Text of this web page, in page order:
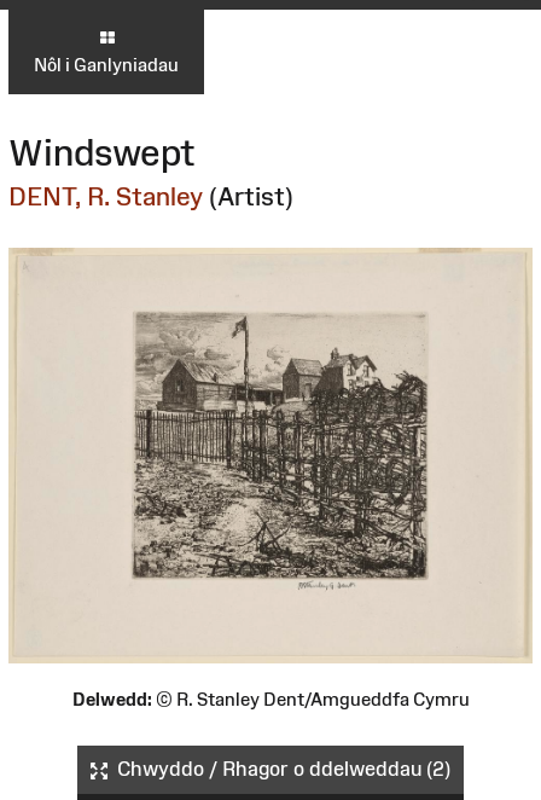
Nôl i Ganlyniadau
Windswept
DENT, R. Stanley (Artist)
Delwedd: © R. Stanley Dent/Amgueddfa Cymru
Chwyddo / Rhagor o ddelweddau (2)